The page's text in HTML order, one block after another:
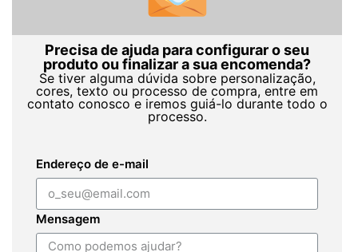
Precisa de ajuda para configurar o seu
produto ou finalizar a sua encomenda?
Se tiver alguma dúvida sobre personalização,
cores, texto ou processo de compra, entre em
contato conosco e iremos guiá-lo durante todo o
processo.
Endereço de e-mail
Mensagem